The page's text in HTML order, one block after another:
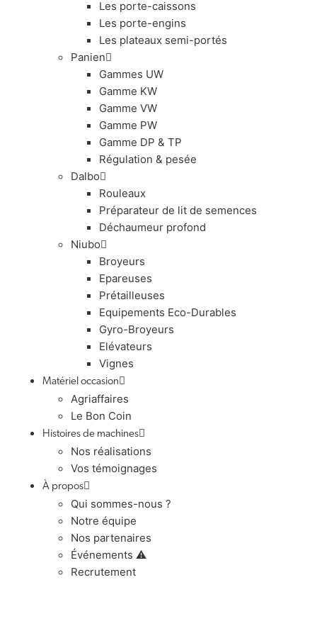
Les porte-caissons
Les porte-engins
Les plateaux semi-portés
Panien
Gammes UW
Gamme KW
Gamme VW
Gamme PW
Gamme DP & TP
Régulation & pesée
Dalbo
Rouleaux
Préparateur de lit de semences
Déchaumeur profond
Niubo
Broyeurs
Epareuses
Prétailleuses
Equipements Eco-Durables
Gyro-Broyeurs
Elévateurs
Vignes
Matériel occasion
Agriaffaires
Le Bon Coin
Histoires de machines
Nos réalisations
Vos témoignages
À propos
Qui sommes-nous ?
Notre équipe
Nos partenaires
Événements ⚠️
Recrutement